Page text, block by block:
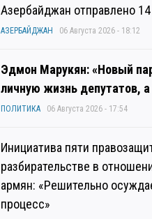
Азербайджан отправлено
АЗЕРБАЙДЖАН 06 Августа 2026 - 18:12
Эдмон Марукян: «Новый
личную жизнь депутатов,
ПОЛИТИКА 06 Августа 2026 - 17:54
Инициатива пяти
разбирательстве в
армян: «Решительно
процесс»